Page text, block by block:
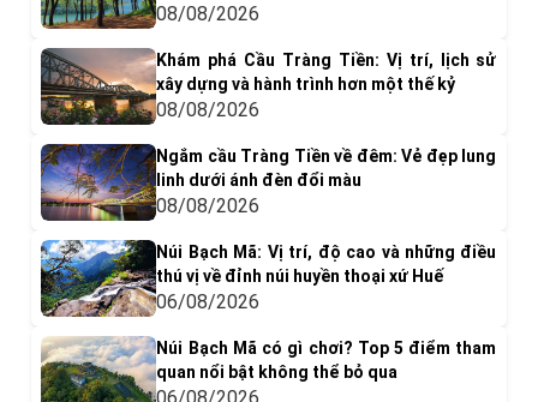
"dính"
08/08/2026
Khám phá Cầu Tràng Tiền: Vị trí, lịch sử
xây dựng và hành trình hơn một thế kỷ
08/08/2026
Ngắm cầu Tràng Tiền về đêm: Vẻ đẹp lung
linh dưới ánh đèn đổi màu
08/08/2026
Núi Bạch Mã: Vị trí, độ cao và những điều
thú vị về đỉnh núi huyền thoại xứ Huế
06/08/2026
Núi Bạch Mã có gì chơi? Top 5 điểm tham
quan nổi bật không thể bỏ qua